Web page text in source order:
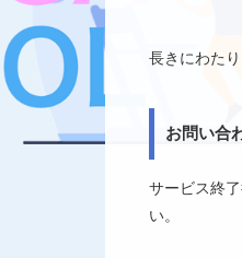
長きにわた
お問い合
サービス終
い。